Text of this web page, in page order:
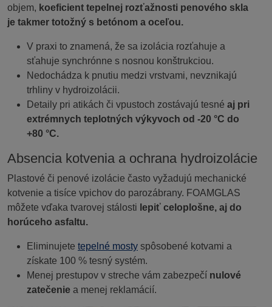
objem, koeficient tepelnej rozťažnosti penového skla
je takmer totožný s betónom a oceľou.
V praxi to znamená, že sa izolácia rozťahuje a
sťahuje synchrónne s nosnou konštrukciou.
Nedochádza k pnutiu medzi vrstvami, nevznikajú
trhliny v hydroizolácii.
Detaily pri atikách či vpustoch zostávajú tesné aj pri
extrémnych teplotných výkyvoch od -20 °C do
+80 °C.
Absencia kotvenia a ochrana hydroizolácie
Plastové či penové izolácie často vyžadujú mechanické
kotvenie a tisíce vpichov do parozábrany. FOAMGLAS
môžete vďaka tvarovej stálosti lepiť celoplošne, aj do
horúceho asfaltu.
Eliminujete tepelné mosty spôsobené kotvami a
získate 100 % tesný systém.
Menej prestupov v streche vám zabezpečí nulové
zatečenie a menej reklamácií.